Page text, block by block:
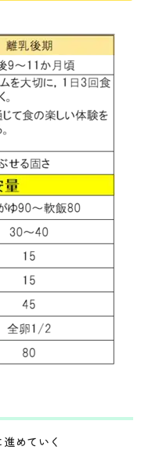
めていく